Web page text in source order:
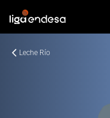
Leche Río